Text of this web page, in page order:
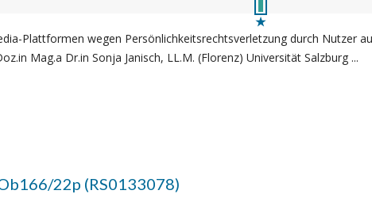
Plattformen wegen Persönlichkeitsrechtsverletzung durch Nutzer
Mag.a Dr.in Sonja Janisch, LL.M. (Florenz) Universität Salzburg ...
22p (RS0133078)